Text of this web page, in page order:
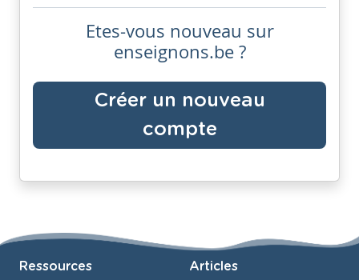
Etes-vous nouveau sur
enseignons.be ?
Créer un nouveau
compte
Ressources Articles